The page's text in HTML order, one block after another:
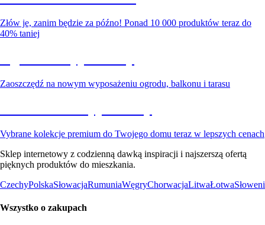
Złów je, zanim będzie za późno! Ponad 10 000 produktów teraz do
40% taniej
Zaoszczędź na nowym wyposażeniu ogrodu, balkonu i tarasu
Vybrane kolekcje premium do Twojego domu teraz w lepszych cenach
Sklep internetowy z codzienną dawką inspiracji i najszerszą ofertą
pięknych produktów do mieszkania.
CzechyPolskaSłowacjaRumuniaWęgryChorwacjaLitwaŁotwa
Wszystko o zakupach